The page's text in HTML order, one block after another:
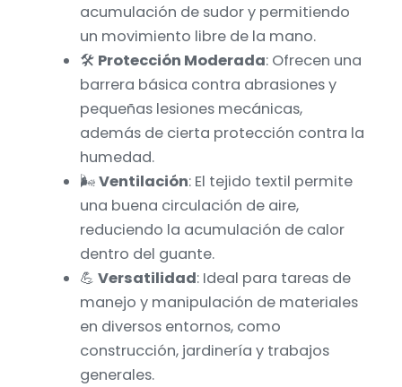
acumulación de sudor y permitiendo
un movimiento libre de la mano.
🛠️ Protección Moderada: Ofrecen una
barrera básica contra abrasiones y
pequeñas lesiones mecánicas,
además de cierta protección contra la
humedad.
🌬️Ventilación: El tejido textil permite
una buena circulación de aire,
reduciendo la acumulación de calor
dentro del guante.
💪Versatilidad: Ideal para tareas de
manejo y manipulación de materiales
en diversos entornos, como
construcción, jardinería y trabajos
generales.